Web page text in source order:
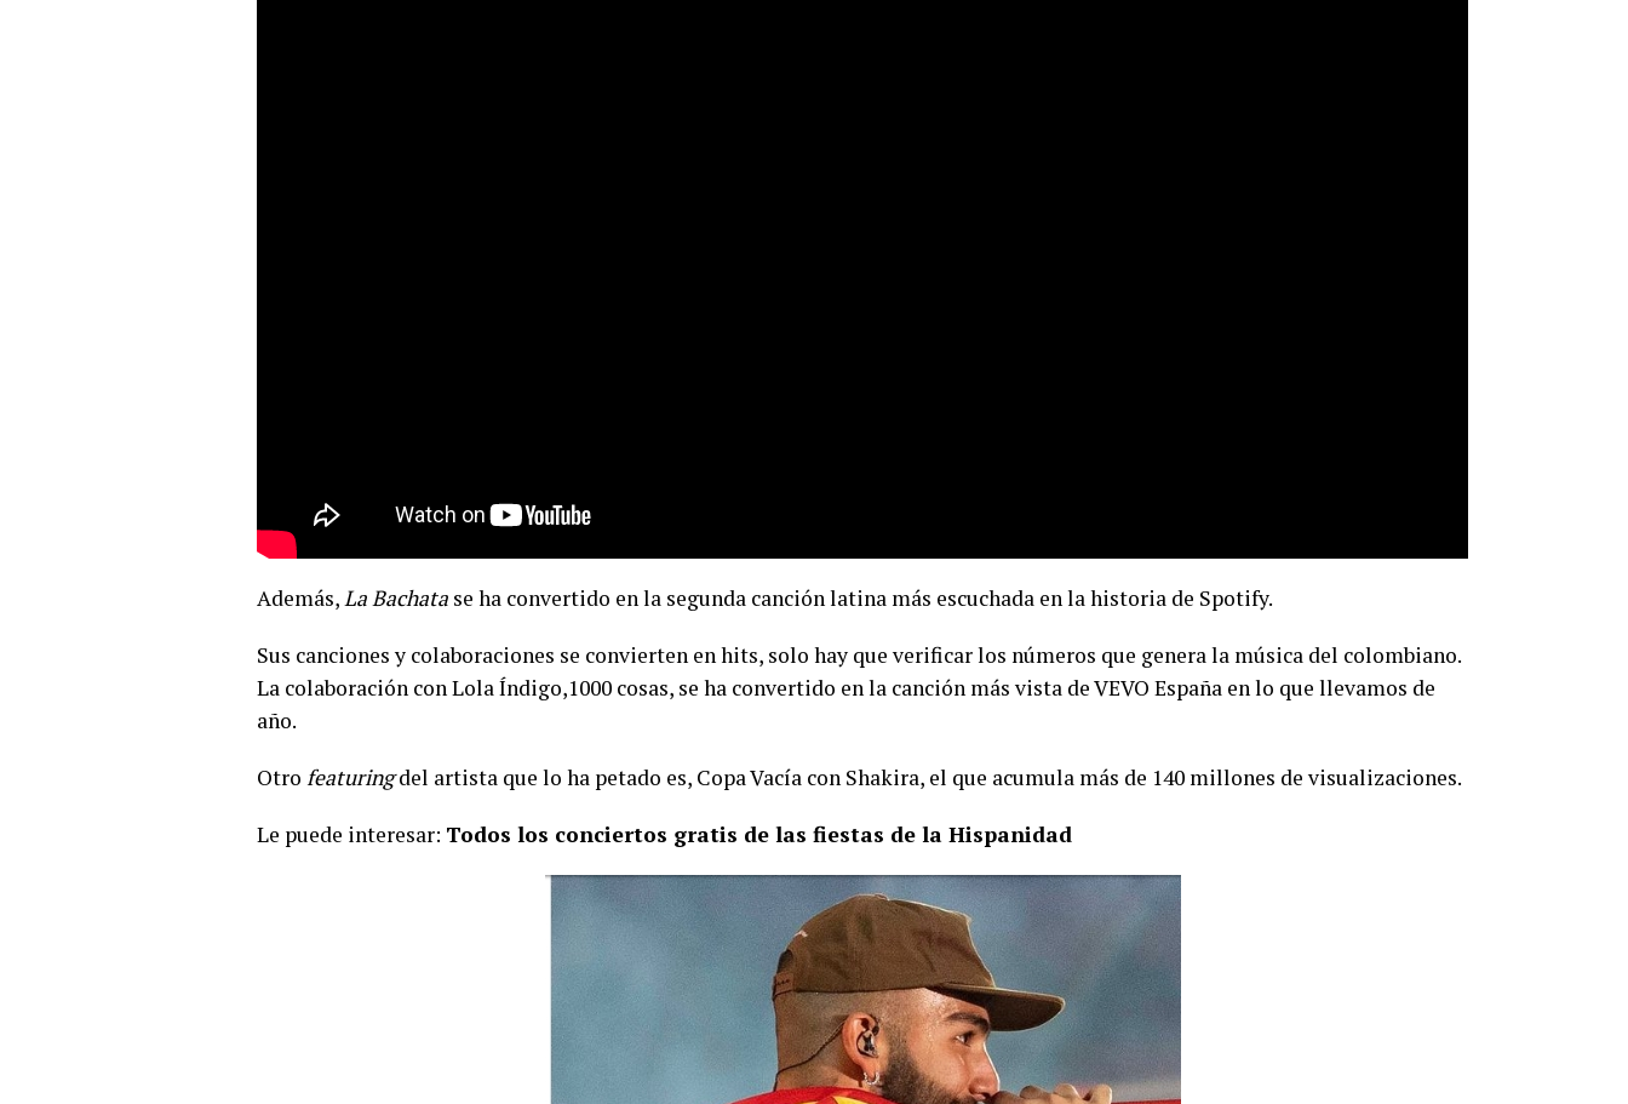
Además,La Bachata se ha convertido en la segunda canción latina más escuchada en la historia de Spotify.
Sus canciones y colaboraciones se convierten en hits, solo hay que verificar los números que genera la música del colombiano.
La colaboración con Lola Índigo,1000 cosas, se ha convertido en la canción más vista de VEVO España en lo que llevamos de
año.
Otro featuringdel artista que lo ha petado es, Copa Vacía con Shakira, el que acumula más de 140 millones de visualizaciones.
Le puede interesar: Todos los conciertos gratis de las fiestas de la Hispanidad